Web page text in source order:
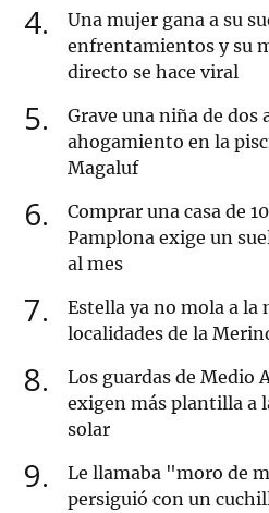
4
Una mujer gana a su
enfrentamientos y su
directo se hace viral
5
Grave una niña de dos
ahogamiento en la
Magaluf
6
Comprar una casa de
Pamplona exige un
al mes
7
Estella ya no mola a la
localidades de la
8
Los guardas de Medio
exigen más plantilla a
solar
9
Le llamaba "moro de
persiguió con un